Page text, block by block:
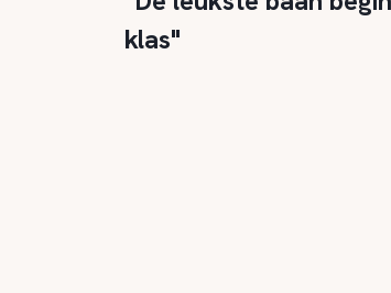
klas"